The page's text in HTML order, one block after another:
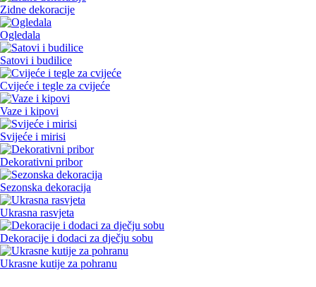
Zidne dekoracije
Ogledala
Satovi i budilice
Cvijeće i tegle za cvijeće
Vaze i kipovi
Svijeće i mirisi
Dekorativni pribor
Sezonska dekoracija
Ukrasna rasvjeta
Dekoracije i dodaci za dječju sobu
Ukrasne kutije za pohranu